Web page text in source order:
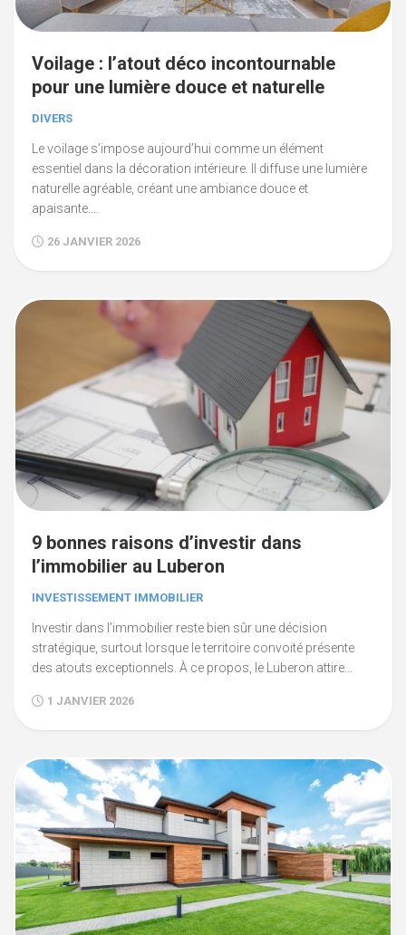
Voilage : l’atout déco incontournable
pour une lumière douce et naturelle
DIVERS
Le voilage s’impose aujourd’hui comme un élément
essentiel dans la décoration intérieure. Il diffuse une lumière
naturelle agréable, créant une ambiance douce et
apaisante....
26 JANVIER 2026
9 bonnes raisons d’investir dans
l’immobilier au Luberon
INVESTISSEMENT IMMOBILIER
Investir dans l’immobilier reste bien sûr une décision
stratégique, surtout lorsque le territoire convoité présente
des atouts exceptionnels. À ce propos, le Luberon attire...
1 JANVIER 2026